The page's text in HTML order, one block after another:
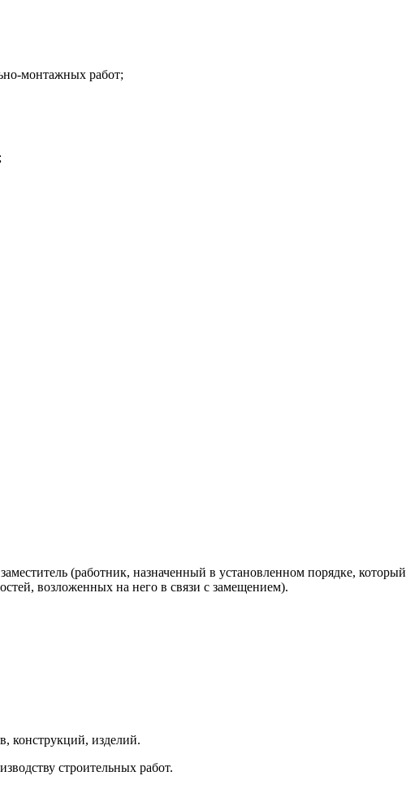
монтажных работ;
(работник, назначенный в установленном порядке, который
возложенных на него в связи с замещением).
конструкций, изделий.
строительных работ.